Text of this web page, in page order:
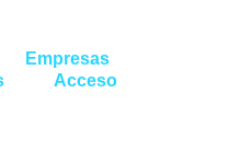
Empresas
Acceso